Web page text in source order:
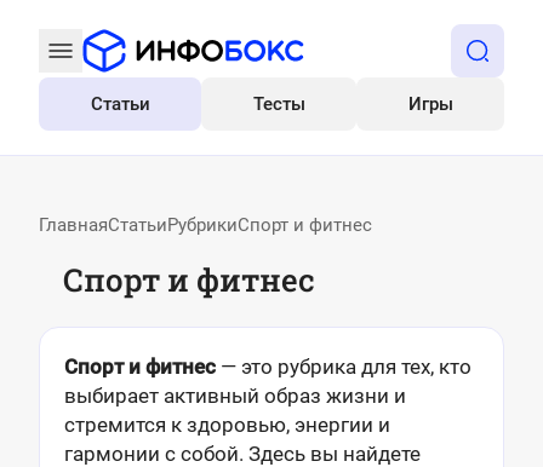
Все
Статьи Тесты Игры
ГлавнаяСтатьиРубрикиСпорт и фитнес
Спорт и фитнес
Спорт и фитнес — это рубрика для тех, кто
выбирает активный образ жизни и
стремится к здоровью, энергии и
гармонии с собой. Здесь вы найдете